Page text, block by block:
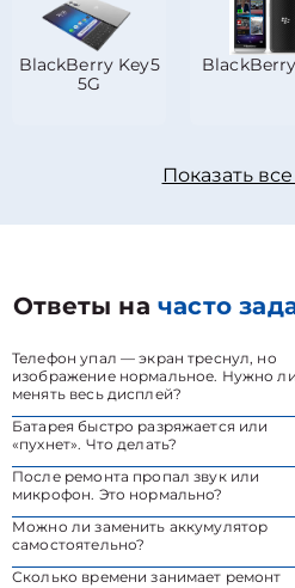
BlackBerry Key5
5G
Показать
Ответы начасто
Телефон упал — экран треснул, но
изображение нормальное. Нужно ли
менять весь дисплей?
Батарея быстро разряжается или
«пухнет». Что делать?
После ремонта пропал звук или
микрофон. Это нормально?
Можно ли заменить аккумулятор
самостоятельно?
Сколько времени занимает ремонт